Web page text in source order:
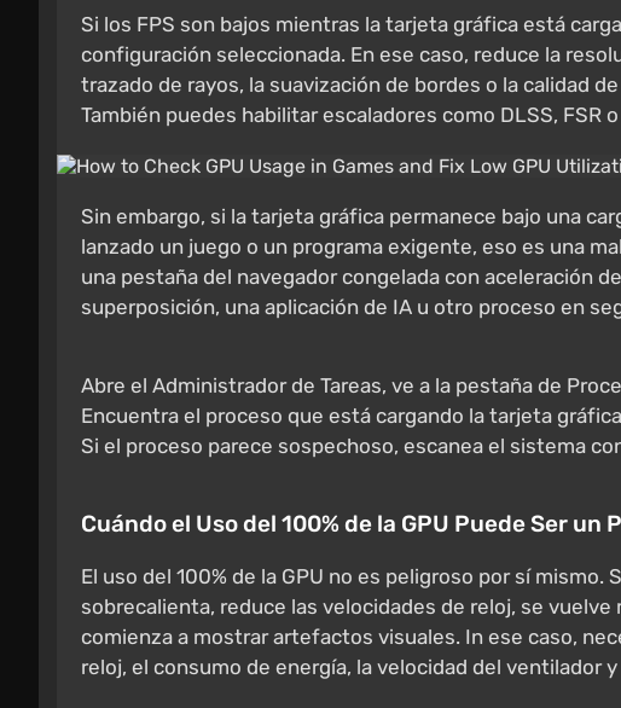
Si los FPS son bajos mientras la tarjeta gráfica está
configuración seleccionada. En ese caso, reduce la
trazado de rayos, la suavización de bordes o la calidad
También puedes habilitar escaladores como DLSS, FSR
Sin embargo, si la tarjeta gráfica permanece bajo una
lanzado un juego o un programa exigente, eso es una
una pestaña del navegador congelada con aceleración
superposición, una aplicación de IA u otro proceso en
Abre el Administrador de Tareas, ve a la pestaña de
Encuentra el proceso que está cargando la tarjeta
Si el proceso parece sospechoso, escanea el sistema
Cuándo el Uso del 100% de la GPU Puede Ser un
El uso del 100% de la GPU no es peligroso por sí
sobrecalienta, reduce las velocidades de reloj, se
comienza a mostrar artefactos visuales. In ese caso,
reloj, el consumo de energía, la velocidad del ventilador